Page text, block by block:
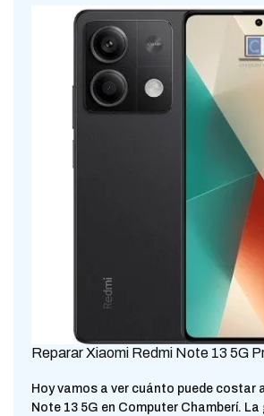
Reparar Xiaomi Redmi Note 13 5G
Hoy vamos a ver cuánto puede costar
Note 13 5G en Computer Chamberí. La